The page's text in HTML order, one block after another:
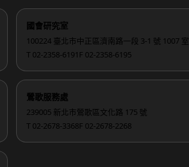
國會研究室
100224 臺北市中正區濟南路一段 3-1 號 1007 室
T 02-2358-6191 F 02-2358-6195
鶯歌服務處
239005 新北市鶯歌區文化路 175 號
T 02-2678-3368F 02-2678-2268